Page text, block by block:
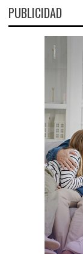
PUBLICIDAD